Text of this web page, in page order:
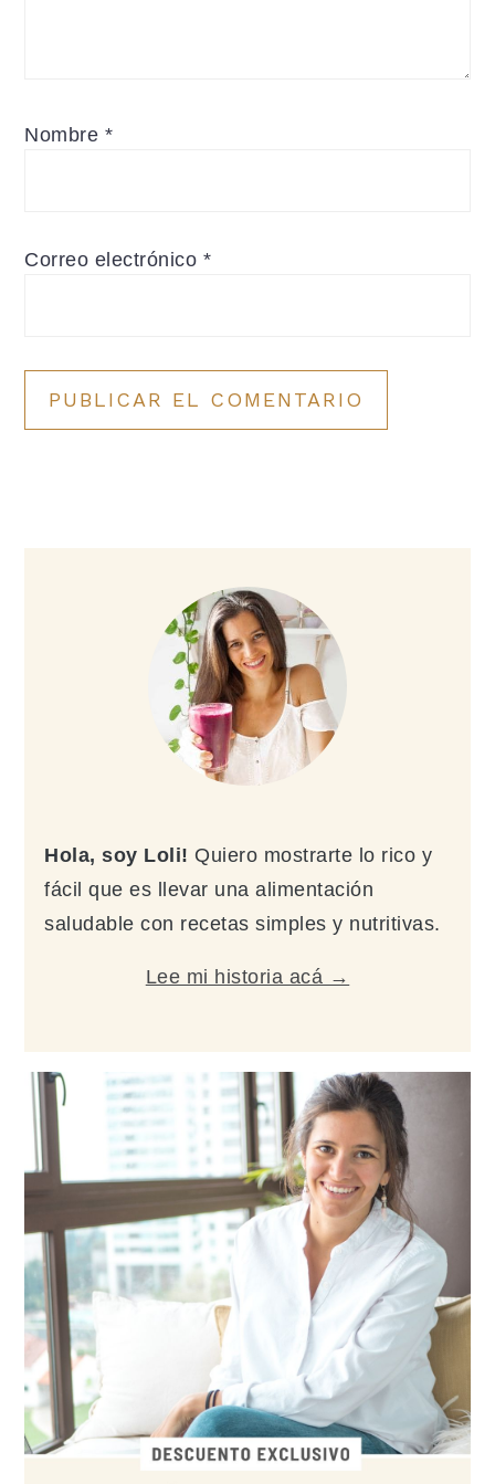
Nombre *
Correo electrónico *
Hola, soy Loli! Quiero mostrarte lo rico y
fácil que es llevar una alimentación
saludable con recetas simples y nutritivas.
Lee mi historia acá →